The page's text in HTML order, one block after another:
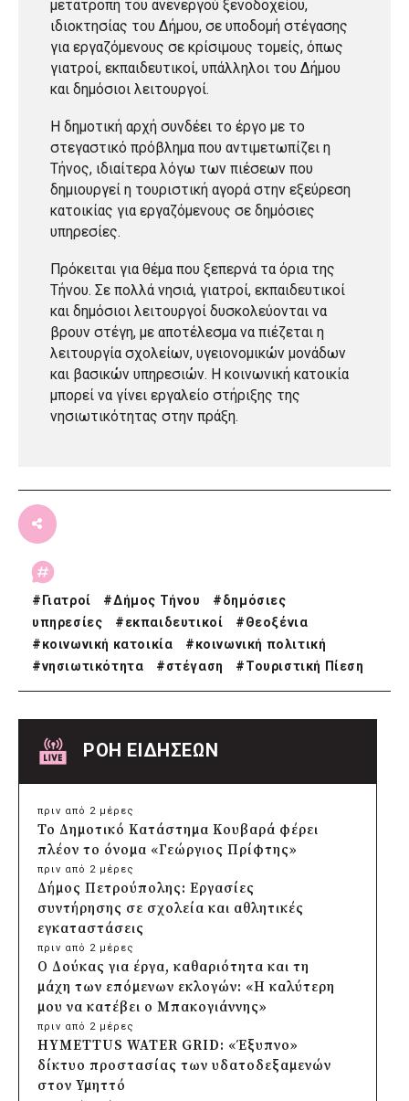
μετατροπή του ανενεργού ξενοδοχείου,
ιδιοκτησίας του Δήμου, σε υποδομή στέγασης
για εργαζόμενους σε κρίσιμους τομείς, όπως
γιατροί, εκπαιδευτικοί, υπάλληλοι του Δήμου
και δημόσιοι λειτουργοί.
Η δημοτική αρχή συνδέει το έργο με το
στεγαστικό πρόβλημα που αντιμετωπίζει η
Τήνος, ιδιαίτερα λόγω των πιέσεων που
δημιουργεί η τουριστική αγορά στην εξεύρεση
κατοικίας για εργαζόμενους σε δημόσιες
υπηρεσίες.
Πρόκειται για θέμα που ξεπερνά τα όρια της
Τήνου. Σε πολλά νησιά, γιατροί, εκπαιδευτικοί
και δημόσιοι λειτουργοί δυσκολεύονται να
βρουν στέγη, με αποτέλεσμα να πιέζεται η
λειτουργία σχολείων, υγειονομικών μονάδων
και βασικών υπηρεσιών. Η κοινωνική κατοικία
μπορεί να γίνει εργαλείο στήριξης της
νησιωτικότητας στην πράξη.
# Γιατροί #Δήμος Τήνου #δημόσιες
υπηρεσίες
#εκπαιδευτικοί #Θεοξένια
#κοινωνική κατοικία #κοινωνική πολιτική
#νησιωτικότητα #στέγαση #Τουριστική Πίεση
ΡΟΗ ΕΙΔΗΣΕΩΝ
πριν από 2 μέρες
Το Δημοτικό Κατάστημα Κουβαρά φέρει
πλέον το όνομα «Γεώργιος Πρίφτης»
πριν από 2 μέρες
Δήμος Πετρούπολης: Εργασίες
συντήρησης σε σχολεία και αθλητικές
εγκαταστάσεις
πριν από 2 μέρες
Ο Δούκας για έργα, καθαριότητα και τη
μάχη των επόμενων εκλογών: «Η καλύτερη
μου να κατέβει ο Μπακογιάννης»
πριν από 2 μέρες
HYMETTUS WATER GRID: «Έξυπνο»
δίκτυο προστασίας των υδατοδεξαμενών
στον Υμηττό